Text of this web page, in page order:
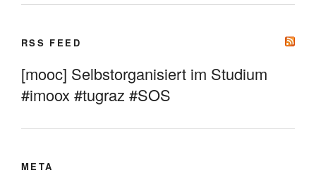
RSS FEED
[mooc] Selbstorganisiert im Studium
#imoox #tugraz #SOS
META